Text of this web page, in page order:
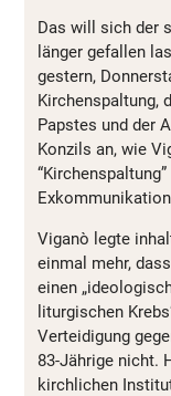
Das will sich der
länger gefallen
gestern,
Kirchenspaltung,
Papstes und der
Konzils an, wie
Viganò legte
einmal mehr,
einen
liturgischen
Verteidigung
83-Jährige nicht.
kirchlichen